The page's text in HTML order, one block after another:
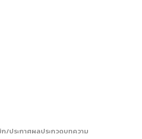
/ประกาศผลประกวดบทความ